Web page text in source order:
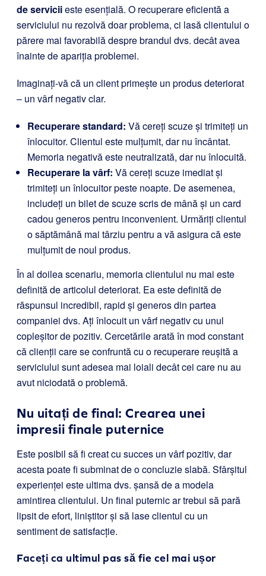
de serviciieste esențială. O recuperare eficientă a
serviciului nu rezolvă doar problema, ci lasă clientului o
părere mai favorabilă despre brandul dvs. decât avea
înainte de apariția problemei.
Imaginați-vă că un client primește un produs deteriorat
– un vârf negativ clar.
Recuperare standard: Vă cereți scuze și trimiteți un
înlocuitor. Clientul este mulțumit, dar nu încântat.
Memoria negativă este neutralizată, dar nu înlocuită.
Recuperare la vârf: Vă cereți scuze imediat și
trimiteți un înlocuitor peste noapte. De asemenea,
includeți un bilet de scuze scris de mână și un card
cadou generos pentru inconvenient. Urmăriți clientul
o săptămână mai târziu pentru a vă asigura că este
mulțumit de noul produs.
În al doilea scenariu, memoria clientului nu mai este
definită de articolul deteriorat. Ea este definită de
răspunsul incredibil, rapid și generos din partea
companiei dvs. Ați înlocuit un vârf negativ cu unul
copleșitor de pozitiv. Cercetările arată în mod constant
că clienții care se confruntă cu o recuperare reușită a
serviciului sunt adesea mai loiali decât cei care nu au
avut niciodată o problemă.
Nu uitați de final: Crearea unei
impresii finale puternice
Este posibil să fi creat cu succes un vârf pozitiv, dar
acesta poate fi subminat de o concluzie slabă. Sfârșitul
experienței este ultima dvs. șansă de a modela
amintirea clientului. Un final puternic ar trebui să pară
lipsit de efort, liniștitor și să lase clientul cu un
sentiment de satisfacție.
Faceți ca ultimul pas să fie cel mai ușor